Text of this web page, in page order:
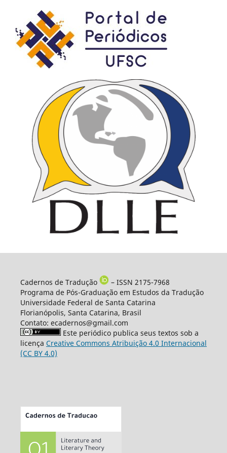
Cadernos de Tradução
– ISSN 2175-7968
Programa de Pós-Graduação em Estudos da Tradução
Universidade Federal de Santa Catarina
Florianópolis, Santa Catarina, Brasil
Contato: ecadernos@gmail.com
Este periódico publica seus textos sob a
licença Creative Commons Atribuição 4.0 Internacional
(CC BY 4.0)